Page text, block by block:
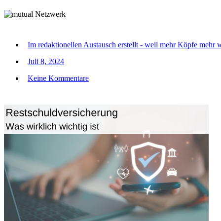
Im redaktionellen Austausch erstellt - weil mehr Köpfe mehr
Juli 8, 2024
Keine Kommentare